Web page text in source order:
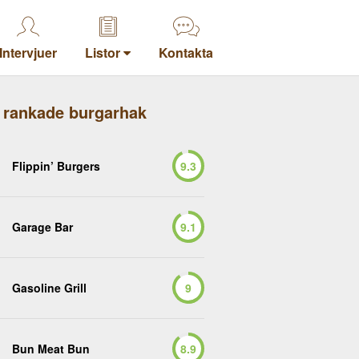
Intervjuer Listor Kontakta
burgarhak
Flippin’ Burgers 9.3
Garage Bar 9.1
Gasoline Grill 9
Bun Meat Bun 8.9